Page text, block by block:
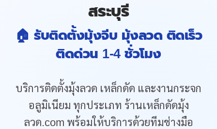
สระบุรี
🏠 รับติดตั้งมุ้งจีบ มุ้งลวด ติดเร็ว
ติดด่วน 1-4 ชั่วโมง
บริการติดตั้งมุ้งลวด เหล็กดัด และงานกระจก
อลูมิเนียม ทุกประเภท ร้านเหล็กดัดมุ้ง
ลวด.com พร้อมให้บริการด้วยทีมช่างมือ